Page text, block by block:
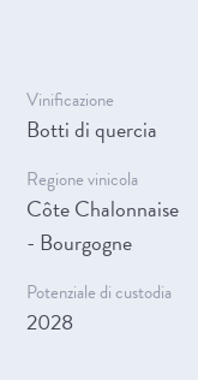
Vinificazione
Botti di quercia
Regione vinicola
Côte Chalonnaise
- Bourgogne
Potenziale di custodia
2028